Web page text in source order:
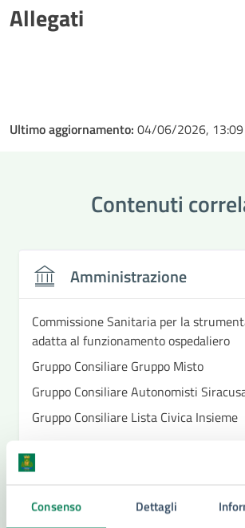
Consenso Dettagli
Allegati
Ultimo aggiornamento: 04/06/2026, 13:09
Contenuti
Amministrazione
Commissione Sanitaria per la
adatta al funzionamento ospedaliero
Gruppo Consiliare Gruppo Misto
Gruppo Consiliare Autonomisti
Gruppo Consiliare Lista Civica Insieme
Vedi altri 6